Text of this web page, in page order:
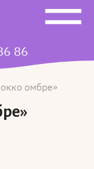
86
омбре